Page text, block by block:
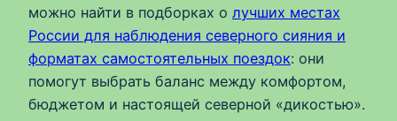
можно найти в подборках о лучших местах
России для наблюдения северного сияния и
форматах самостоятельных поездок: они
помогут выбрать баланс между комфортом,
бюджетом и настоящей северной «дикостью».